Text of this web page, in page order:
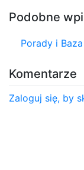
Podobne
Porady i
Komentarze
Zaloguj się, by